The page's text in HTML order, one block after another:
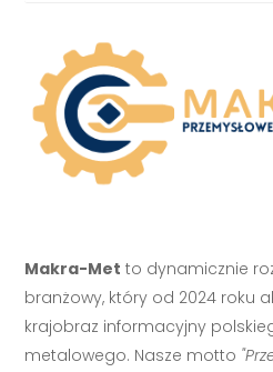
Makra-Met to dynamicznie
branżowy, który od 2024 roku
krajobraz informacyjny
metalowego. Nasze motto